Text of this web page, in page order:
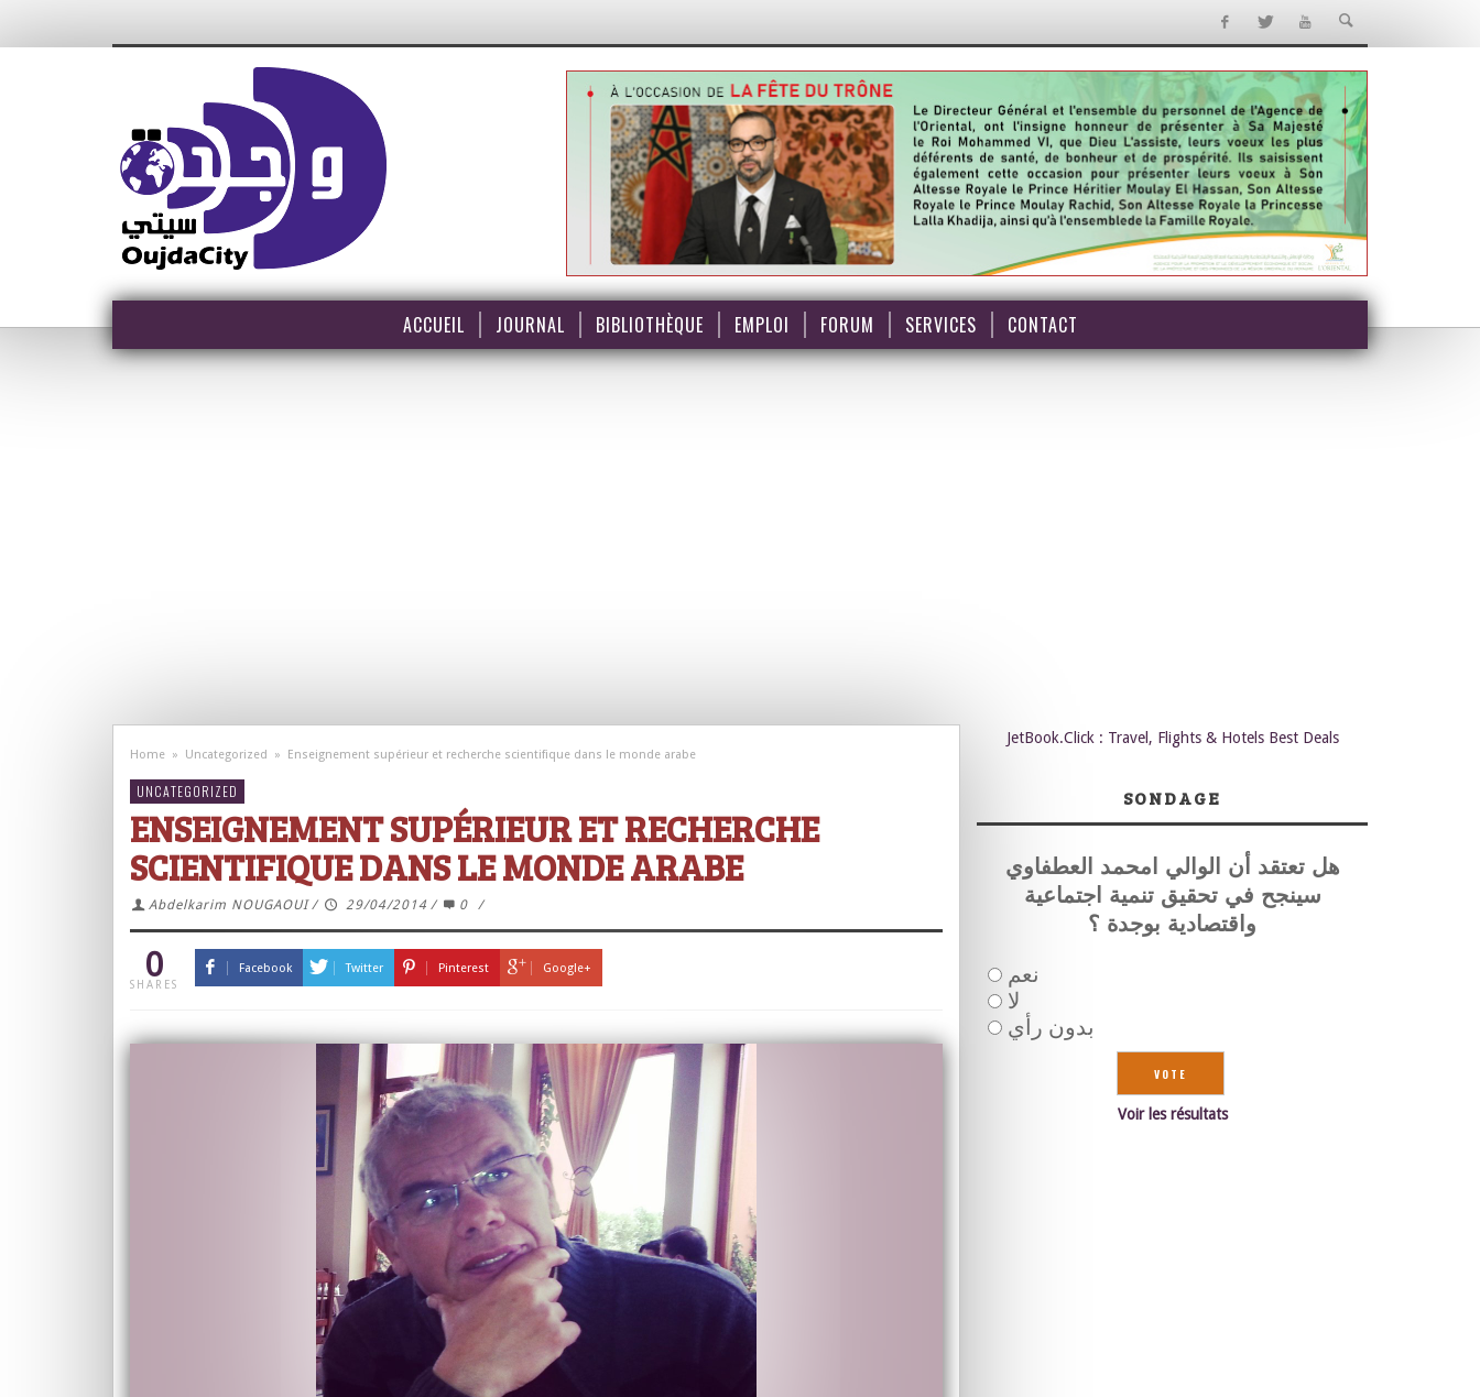
ACCUEIL JOURNAL BIBLIOTHÈQUE EMPLOI FORUM SERVICES CONTACT
Home » Uncategorized » Enseignement supérieur et recherche scientifique dans le monde arabe
UNCATEGORIZED
ENSEIGNEMENT SUPÉRIEUR ET RECHERCHE
SCIENTIFIQUE DANS LE MONDE ARABE
Abdelkarim NOUGAOUI / 29/04/2014 / 0 /
0
SHARES
Facebook Twitter Pinterest Google+
JetBook.Click : Travel, Flights & Hotels Best Deals
SONDAGE
هل تعتقد أن الوالي امحمد العطفاوي
سينجح في تحقيق تنمية اجتماعية
واقتصادية بوجدة ؟
نعم
لا
بدون رأي
Voir les résultats